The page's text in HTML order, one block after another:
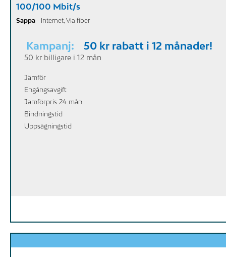
100/100 Mbit/s
Sappa - Internet, Via fiber
Kampanj: 50 kr rabatt i 12 månader!
50 kr billigare i 12 mån
Jämför
Engångsavgift
Jämförpris 24 mån
Bindningstid
Uppsägningstid